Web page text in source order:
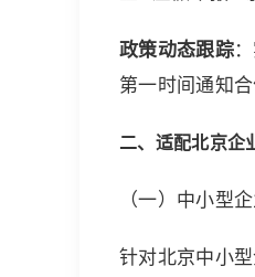
政策动态跟踪
第一时间通知
二、适配北京企
（一）中小型
针对北京中小